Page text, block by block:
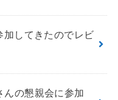
加してきたのでレビ
んの懇親会に参加